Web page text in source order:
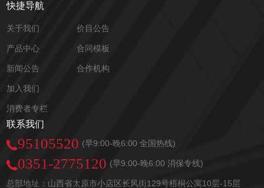
快捷导航
关于我们
产品中心
新闻公告
加入我们
消费者专栏
价目公告
合同模板
合作机构
联系我们
95105520 (早9:00-晚6:00 全国热线)
0351-2775120 (早9:00-晚6:00 消保专线)
总部地址：山西省太原市小店区长风街129号梧桐公寓10层-15层